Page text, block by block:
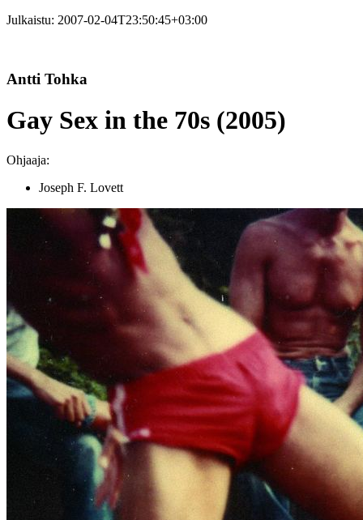
Julkaistu: 2007-02-04T23:50:45+03:00
Antti Tohka
Gay Sex in the 70s (2005)
Ohjaaja:
Joseph F. Lovett